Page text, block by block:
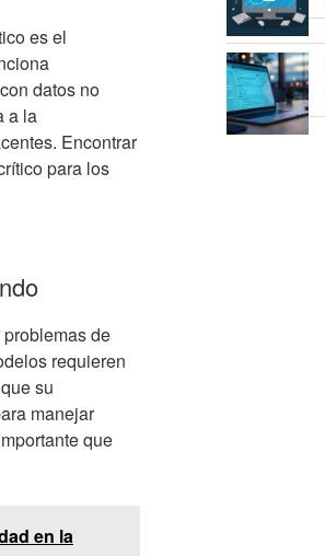
es el
datos no
a la
Encontrar
para los
de
requieren
su
manejar
que
en la